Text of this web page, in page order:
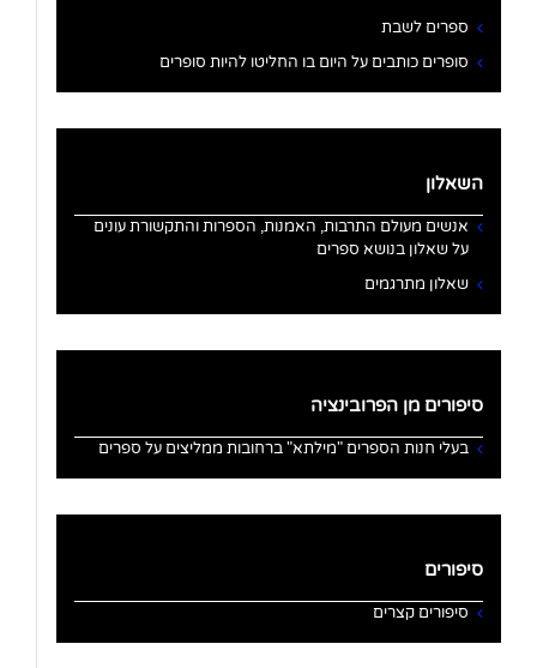
ספרים לשבת
סופרים כותבים על היום בו החליטו להיות סופרים
השאלון
אנשים מעולם התרבות, האמנות, הספרות והתקשורת עונים
על שאלון בנושא ספרים
שאלון מתרגמים
סיפורים מן הפרובינציה
בעלי חנות הספרים "מילתא" ברחובות ממליצים על ספרים
סיפורים
סיפורים קצרים